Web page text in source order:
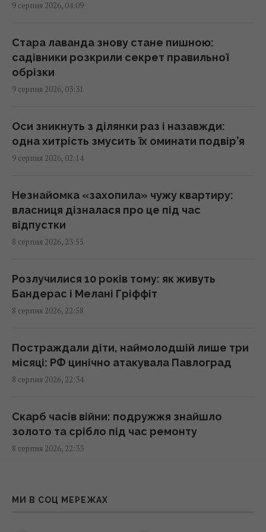
Росія може застосувати ядерну зброю
реальну умову
00:37 неділя, 09 серпня 2026
Має невдоволений вигляд і є майстром
Австралії
00:30 неділя, 09 серпня 2026
чи йдеться про нестачу питної води
23:53 субота, 08 серпня 2026
Жителів Одеси готують до захисту міста
23:26 субота, 08 серпня 2026
Стародавній римлянин міг збирати кістки
колекцію
23:23 субота, 08 серпня 2026
поранені
22:39 субота, 08 серпня 2026
22:25 субота, 08 серпня 2026
9 серпня 2026, 04:09
Стара лаванда знову стане пишною:
садівники розкрили секрет правильної
обрізки
9 серпня 2026, 03:31
Оси зникнуть з ділянки раз і назавжди:
одна хитрість змусить їх оминати подвір’я
9 серпня 2026, 02:14
Незнайомка «захопила» чужу квартиру:
власниця дізналася про це під час
відпустки
8 серпня 2026, 23:55
Розлучилися 10 років тому: як живуть
Бандерас і Мелані Гріффіт
8 серпня 2026, 22:58
Постраждали діти, наймолодшій лише три
місяці: РФ цинічно атакувала Павлоград
8 серпня 2026, 22:34
Скарб часів війни: подружжя знайшло
золото та срібло під час ремонту
8 серпня 2026, 22:33
рушники, щоб вони пахли свіжістю
МИ В СОЦ МЕРЕЖАХ